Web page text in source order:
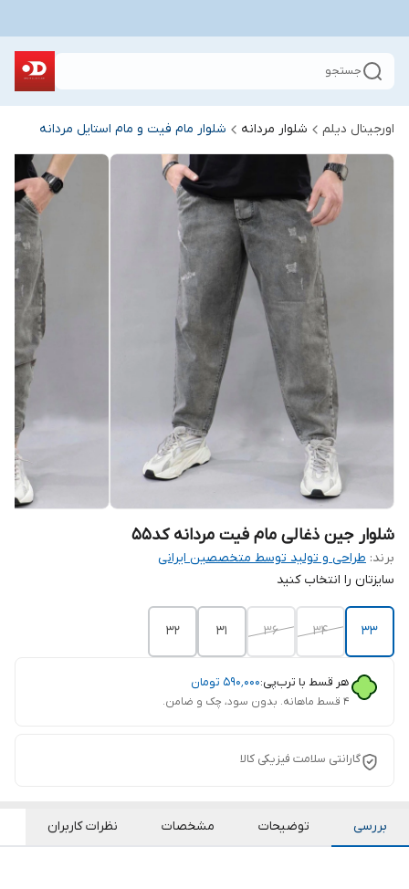
جستجو
اورجینال دیلم شلوار مردانه شلوار مام فیت و مام استایل مردانه
شلوار جین ذغالی مام فیت مردانه کد۵۵
برند: طراحی و تولید توسط متخصصین ایرانی
سایزتان را انتخاب کنید
33
34
36
31
32
هر قسط با ترب‌پی:۵۹۰٬۰۰۰ تومان
۴ قسط ماهانه. بدون سود، چک و ضامن.
گارانتی سلامت فیزیکی کالا
بررسی توضیحات مشخصات نظرات کاربران